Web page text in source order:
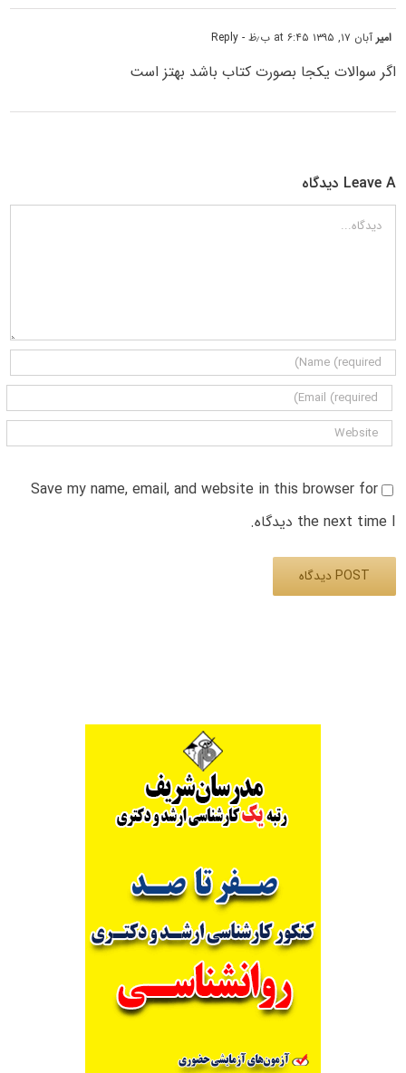
امیرآبان ۱۷, ۱۳۹۵ at ۶:۴۵ ب٫ظ - Reply
اگر سوالات یکجا بصورت کتاب باشد بهتز است
Leave A دیدگاه
دیدگاه
Save my name, email, and website in this browser for
the next time I دیدگاه.